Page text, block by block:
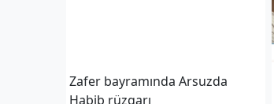
Zafer bayramında Arsuzda
Habib rüzgarı